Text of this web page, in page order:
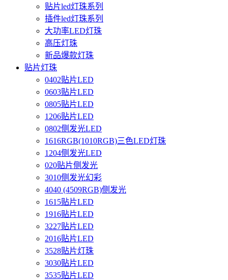
贴片led灯珠系列
插件led灯珠系列
大功率LED灯珠
高压灯珠
新品爆款灯珠
贴片灯珠
0402贴片LED
0603贴片LED
0805贴片LED
1206贴片LED
0802侧发光LED
1616RGB(1010RGB)三色LED灯珠
1204侧发光LED
020贴片侧发光
3010侧发光幻彩
4040 (4509RGB)侧发光
1615贴片LED
1916贴片LED
3227贴片LED
2016贴片LED
3528贴片灯珠
3030贴片LED
3535贴片LED